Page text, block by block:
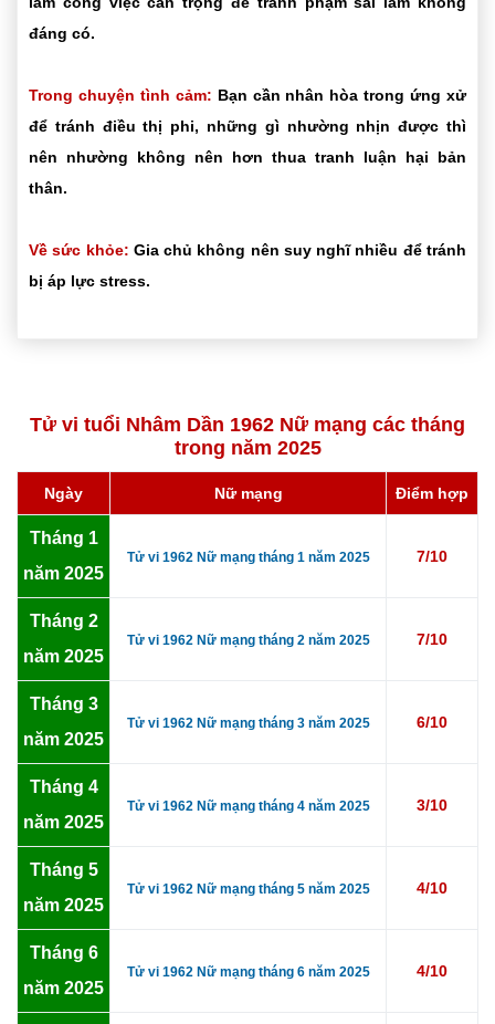
đáng có.
Trong chuyện tình cảm: Bạn cần nhân hòa trong ứng xử
để tránh điều thị phi, những gì nhường nhịn được thì
nên nhường không nên hơn thua tranh luận hại bản
thân.
Về sức khỏe: Gia chủ không nên suy nghĩ nhiều để tránh
bị áp lực stress.
Tử vi tuổi Nhâm Dần 1962 Nữ mạng các tháng
trong năm 2025
Ngày Nữ mạng Điểm hợp
Tháng 1
năm 2025
Tử vi 1962 Nữ mạng tháng 1 năm 2025 7/10
Tháng 2
năm 2025
Tử vi 1962 Nữ mạng tháng 2 năm 2025 7/10
Tháng 3
năm 2025
Tử vi 1962 Nữ mạng tháng 3 năm 2025 6/10
Tháng 4
năm 2025
Tử vi 1962 Nữ mạng tháng 4 năm 2025 3/10
Tháng 5
năm 2025
Tử vi 1962 Nữ mạng tháng 5 năm 2025 4/10
Tháng 6
năm 2025
Tử vi 1962 Nữ mạng tháng 6 năm 2025 4/10